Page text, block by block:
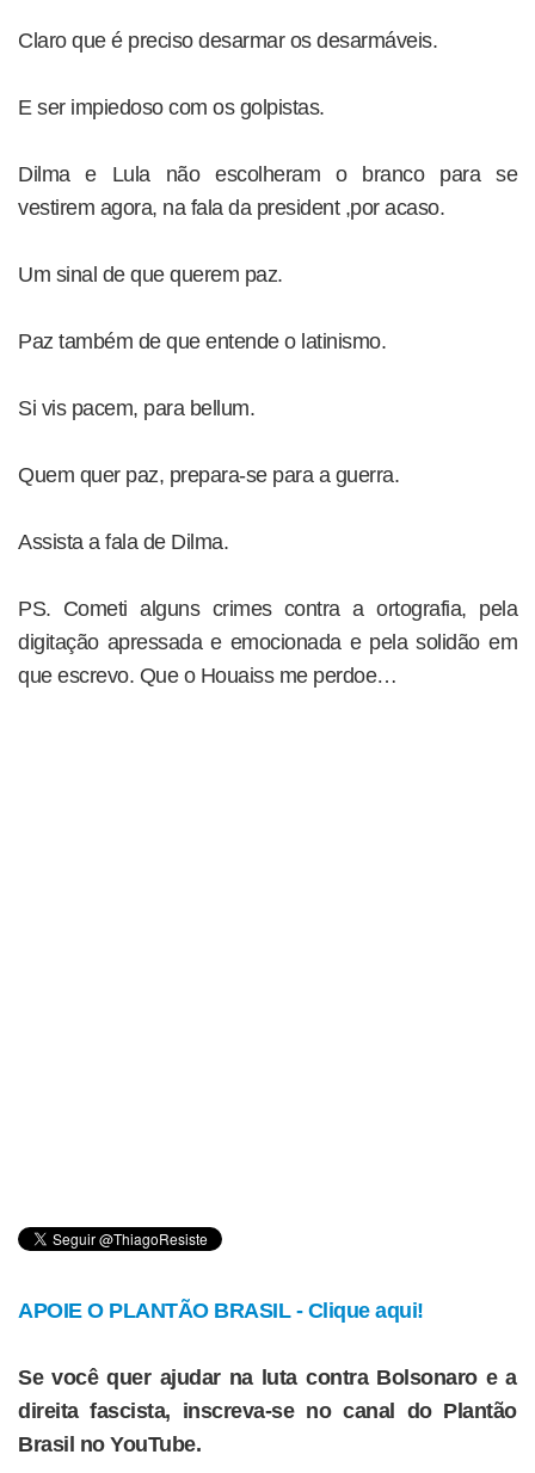
Claro que é preciso desarmar os desarmáveis.
E ser impiedoso com os golpistas.
Dilma e Lula não escolheram o branco para se
vestirem agora, na fala da president ,por acaso.
Um sinal de que querem paz.
Paz também de que entende o latinismo.
Si vis pacem, para bellum.
Quem quer paz, prepara-se para a guerra.
Assista a fala de Dilma.
PS. Cometi alguns crimes contra a ortografia, pela
digitação apressada e emocionada e pela solidão em
que escrevo. Que o Houaiss me perdoe…
APOIE O PLANTÃO BRASIL - Clique aqui!
Se você quer ajudar na luta contra Bolsonaro e a
direita fascista, inscreva-se no canal do Plantão
Brasil no YouTube.